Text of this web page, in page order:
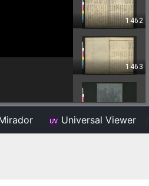
Universal Viewer